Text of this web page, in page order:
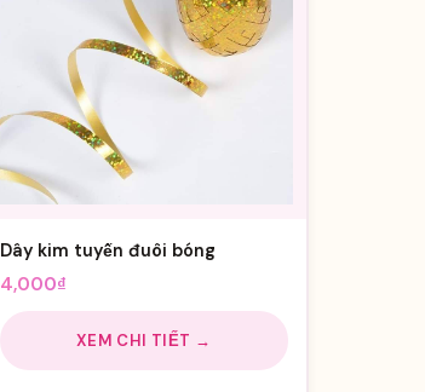
Dây kim tuyến đuôi bóng
4,000₫
XEM CHI TIẾT →